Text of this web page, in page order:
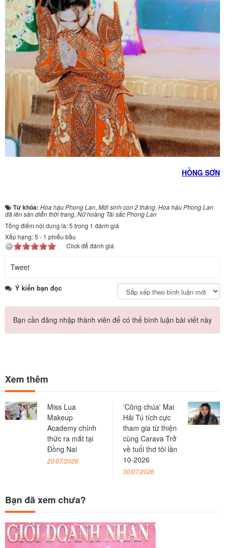
HỒNG SƠN
Từ khóa: Hoa hậu Phong Lan, Mới sinh con 2 tháng, Hoa hậu Phong Lan
đã lên sàn diễn thời trang, Nữ hoàng Tài sắc Phong Lan
Tổng điểm nội dung là: 5 trong 1 đánh giá
Xếp hạng:5 - 1 phiếu bầu
Click để đánh giá
Tweet
Ý kiến bạn đọc
Bạn cần đăng nhập thành viên để có thể bình luận bài viết này
Xem thêm
Miss Lua
Makeup
Academy chính
thức ra mắt tại
Đồng Nai
20/07/2026
'Công chúa' Mai
Hải Tú tích cực
tham gia từ thiện
cùng Carava Trở
về tuổi thơ tôi lần
10-2026
30/07/2026
Bạn đã xem chưa?